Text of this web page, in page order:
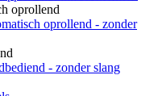
oprollend
oprollend - zonder
- zonder slang